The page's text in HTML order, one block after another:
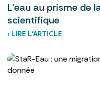
L’eau au prisme de
scientifique
› LIRE L’ARTICLE